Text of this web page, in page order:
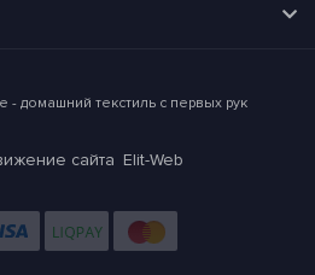
домашний текстиль с первых рук
сайта Elit-Web